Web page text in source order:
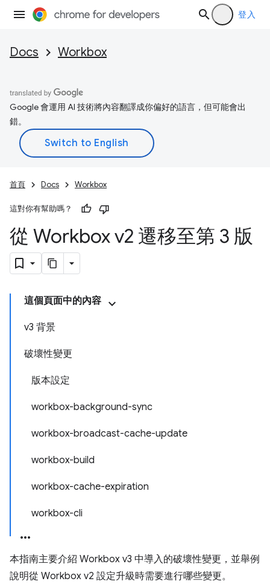
登入
Docs Workbox
Google 會運用 AI 技術將內容翻譯成你偏好的語言，但可能會出
錯。
首頁 Docs Workbox
這對你有幫助嗎？
從 Workbox v2 遷移至第 3 版
這個頁面中的內容
v3 背景
破壞性變更
版本設定
workbox-background-sync
workbox-broadcast-cache-update
workbox-build
workbox-cache-expiration
workbox-cli
本指南主要介紹 Workbox v3 中導入的破壞性變更，並舉例
說明從 Workbox v2 設定升級時需要進行哪些變更。